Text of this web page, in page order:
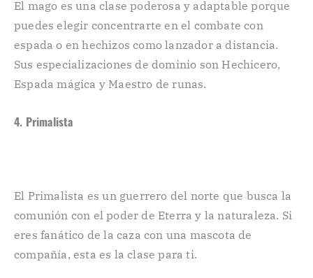
El mago es una clase poderosa y adaptable porque
puedes elegir concentrarte en el combate con
espada o en hechizos como lanzador a distancia.
Sus especializaciones de dominio son Hechicero,
Espada mágica y Maestro de runas.
4. Primalista
El Primalista es un guerrero del norte que busca la
comunión con el poder de Eterra y la naturaleza. Si
eres fanático de la caza con una mascota de
compañía, esta es la clase para ti.